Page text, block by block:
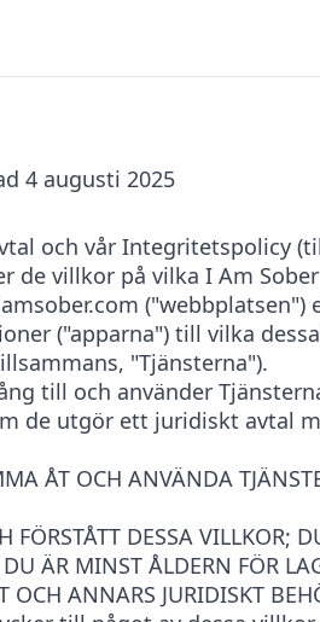
4 augusti 2025
och vår Integritetspolicy
de villkor på vilka I Am
("webbplatsen")
("apparna") till vilka
"Tjänsterna").
till och använder
de utgör ett juridiskt avtal
ÅT OCH ANVÄNDA
FÖRSTÅTT DESSA VILLKOR;
ÄR MINST ÅLDERN FÖR
OCH ANNARS JURIDISKT